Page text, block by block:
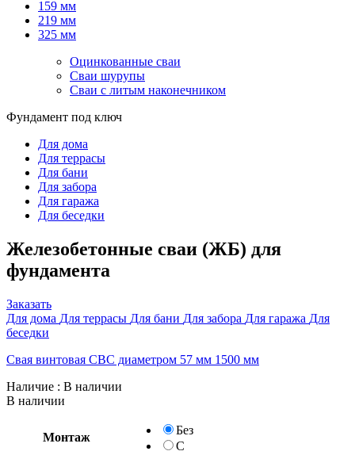
159 мм
219 мм
325 мм
Оцинкованные сваи
Сваи шурупы
Сваи с литым наконечником
Фундамент под ключ
Для дома
Для террасы
Для бани
Для забора
Для гаража
Для беседки
Железобетонные сваи (ЖБ) для
фундамента
Заказать
Для дома Для террасы Для бани Для забора Для гаража Для
беседки
Свая винтовая СВС диаметром 57 мм 1500 мм
Наличие : В наличии
В наличии
Монтаж
Без
С